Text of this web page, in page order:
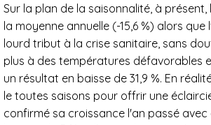
Sur la plan de la saisonnalité, à
la moyenne annuelle (-15,6 %) alors que
lourd tribut à la crise sanitaire, sans
plus à des températures défavorables
un résultat en baisse de 31,9 %. En
le toutes saisons pour offrir une
confirmé sa croissance l'an passé avec